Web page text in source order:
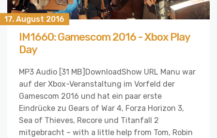
17. August 2016
IM1660: Gamescom 2016 - Xbox Play
Day
MP3 Audio [31 MB]DownloadShow URL Manu war
auf der Xbox-Veranstaltung im Vorfeld der
Gamescom 2016 und hat ein paar erste
Eindrücke zu Gears of War 4, Forza Horizon 3,
Sea of Thieves, Recore und Titanfall 2
mitgebracht – with a little help from Tom, Robin